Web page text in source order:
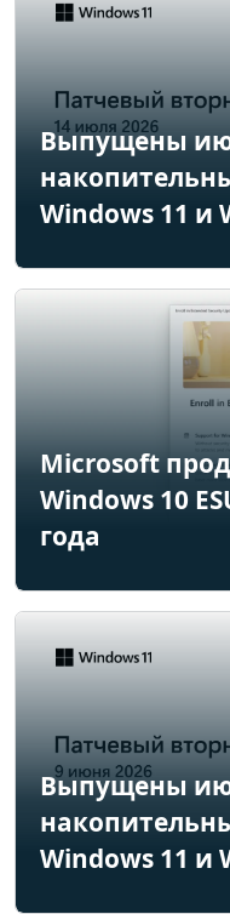
Выпущены
Windows 11 и
Microsoft
Windows 10
года
Выпущены
Windows 11 и